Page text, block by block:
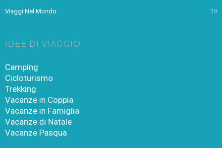
Viaggi Nel Mondo 19
IDEE DI VIAGGIO
Camping
Cicloturismo
Trekking
Vacanze in Coppia
Vacanze in Famiglia
Vacanze di Natale
Vacanze Pasqua